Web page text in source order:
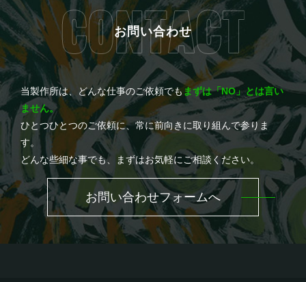
お問い合わせ
当製作所は、どんな仕事のご依頼でも まずは「NO」とは言い
ません。
ひとつひとつのご依頼に、常に前向きに取り組んで参りま
す。
どんな些細な事でも、まずはお気軽にご相談ください。
お問い合わせフォームへ